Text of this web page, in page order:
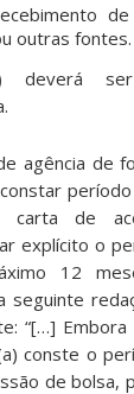
outras fontes.
deverá
agência de
carta de
explícito o
12
seguinte
“[…] Embora
conste o
de bolsa,